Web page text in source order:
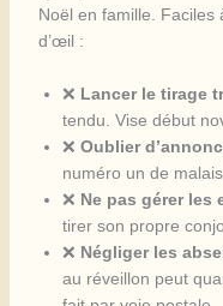
Noël en famille. Faciles
d’œil :
❌ Lancer le tirage
tendu. Vise début
❌ Oublier
numéro un de
❌ Ne pas gérer les
tirer son propre
❌ Négliger les
au réveillon peut